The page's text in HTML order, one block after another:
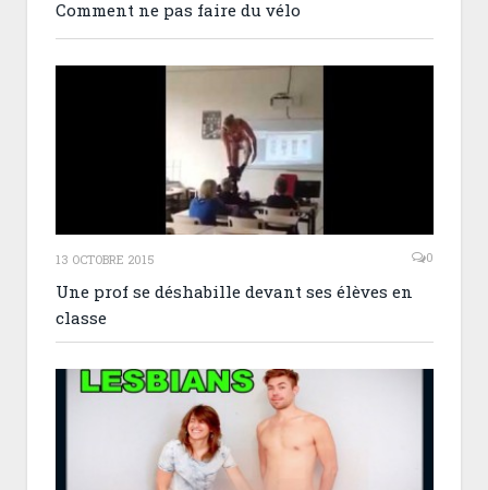
Comment ne pas faire du vélo
13 OCTOBRE 2015 0
Une prof se déshabille devant ses élèves en
classe